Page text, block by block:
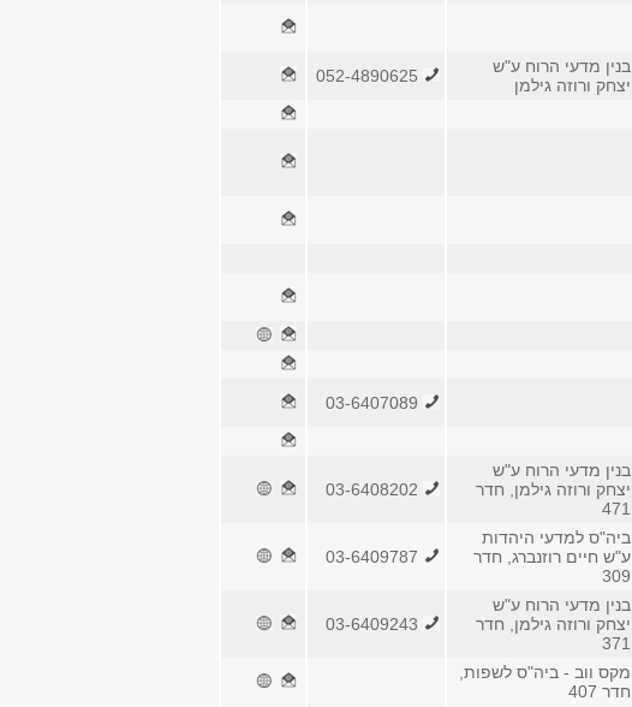
בנין מדעי הרוח ע"ש
יצחק ורוזה גילמן
בנין מדעי הרוח ע"ש
יצחק ורוזה גילמן, חדר
471
ביה"ס למדעי היהדות
ע"ש חיים רוזנברג, חדר
309
בנין מדעי הרוח ע"ש
יצחק ורוזה גילמן, חדר
371
מקס ווב - ביה"ס לשפות,
חדר 407